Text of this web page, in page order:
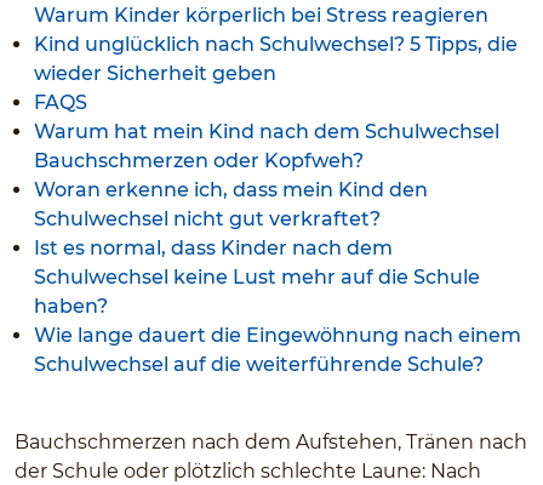
Warum Kinder körperlich bei Stress reagieren
Kind unglücklich nach Schulwechsel? 5 Tipps, die
wieder Sicherheit geben
FAQS
Warum hat mein Kind nach dem Schulwechsel
Bauchschmerzen oder Kopfweh?
Woran erkenne ich, dass mein Kind den
Schulwechsel nicht gut verkraftet?
Ist es normal, dass Kinder nach dem
Schulwechsel keine Lust mehr auf die Schule
haben?
Wie lange dauert die Eingewöhnung nach einem
Schulwechsel auf die weiterführende Schule?
Bauchschmerzen nach dem Aufstehen, Tränen nach
der Schule oder plötzlich schlechte Laune: Nach